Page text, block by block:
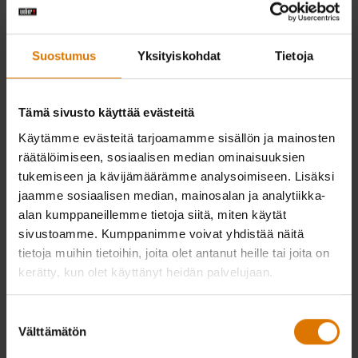
Suostumus Yksityiskohdat Tietoja
Tämä sivusto käyttää evästeitä
Käytämme evästeitä tarjoamamme sisällön ja mainosten
räätälöimiseen, sosiaalisen median ominaisuuksien
tukemiseen ja kävijämäärämme analysoimiseen. Lisäksi
jaamme sosiaalisen median, mainosalan ja analytiikka-
alan kumppaneillemme tietoja siitä, miten käytät
sivustoamme. Kumppanimme voivat yhdistää näitä
tietoja muihin tietoihin, joita olet antanut heille tai joita on
kerätty, kun olet käyttänyt heidän palvelujaan.
valinta
Välttämätön
Original Kettle -hiiligrilli 57 cm
4.8 (30)
€ 179,00
sis. alv:n, poislukien toimituskulut
Color Options
Musta
Ilmoita
Original Kettle E-4710 -hiiligrilli 47
cm
4.6 (59)
€ 199,99
sis. alv:n, poislukien toimituskulut
Color Options
Musta